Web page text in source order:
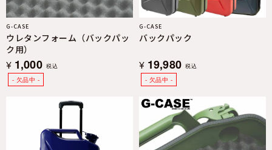
G-CASE
ウレタンフォーム（バックパッ
ク用）
¥ 1,000 税込
G-CASE
バックパック
¥ 19,980 税込